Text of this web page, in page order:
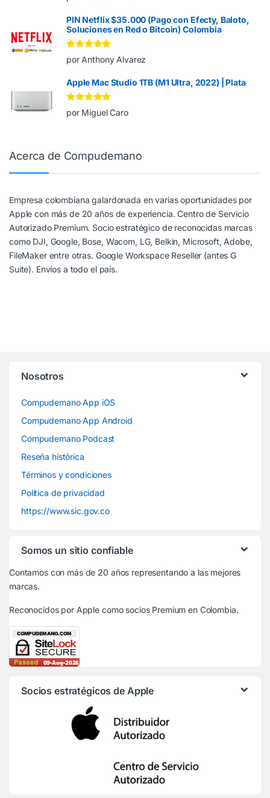
de 5
PIN Netflix $35.000 (Pago con Efecty, Baloto,
Soluciones en Red o Bitcoin) Colombia
Valorado en5
de 5
por Anthony Alvarez
Apple Mac Studio 1TB (M1 Ultra, 2022) | Plata
Valorado en 5
de 5
por Miguel Caro
Acerca de Compudemano
Empresa colombiana galardonada en varias oportunidades por
Apple con más de 20 años de experiencia. Centro de Servicio
Autorizado Premium. Socio estratégico de reconocidas marcas
como DJI, Google, Bose, Wacom, LG, Belkin, Microsoft, Adobe,
FileMaker entre otras. Google Workspace Reseller (antes G
Suite). Envíos a todo el país.
Nosotros
Compudemano App iOS
Compudemano App Android
Compudemano Podcast
Reseña histórica
Términos y condiciones
Política de privacidad
https://www.sic.gov.co
Somos un sitio confiable
Contamos con más de 20 años representando a las mejores
marcas.
Reconocidos por Apple como socios Premium en Colombia.
Socios estratégicos de Apple